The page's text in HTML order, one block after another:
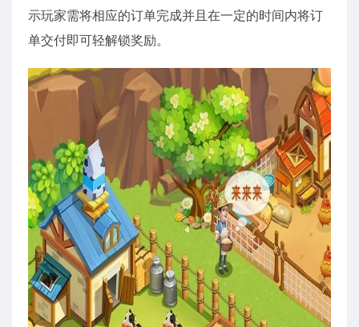
示玩家需将相应的订单完成并且在一定的时间内将订
单交付即可轻解锁奖励。